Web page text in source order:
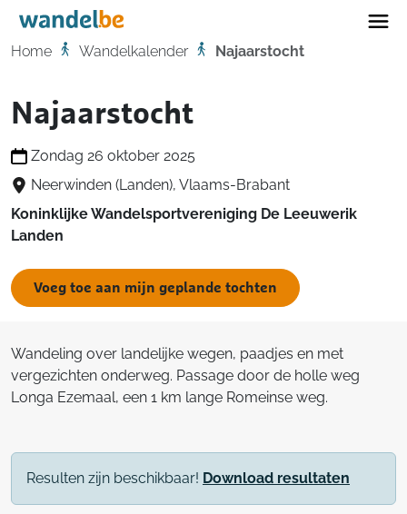
Home
Home Wandelkalender Najaarstocht
Najaarstocht
Zondag 26 oktober 2025
Neerwinden (Landen), Vlaams-Brabant
Koninklijke Wandelsportvereniging De Leeuwerik
Landen
Voeg toe aan mijn geplande tochten
Wandeling over landelijke wegen, paadjes en met
vergezichten onderweg. Passage door de holle weg
Longa Ezemaal, een 1 km lange Romeinse weg.
Resulten zijn beschikbaar! Download resultaten